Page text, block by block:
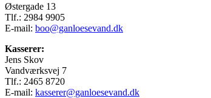
Østergade 13
Tlf.: 2984 9905
E-mail: boo@ganloesevand.dk
Kasserer:
Jens Skov
Vandværksvej 7
Tlf.: 2465 8720
E-mail: kasserer@ganloesevand.dk